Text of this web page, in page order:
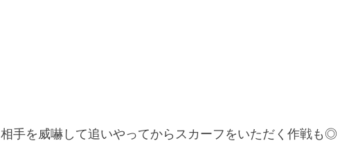
相手を威嚇して追いやってからスカーフをいただく作戦も◎